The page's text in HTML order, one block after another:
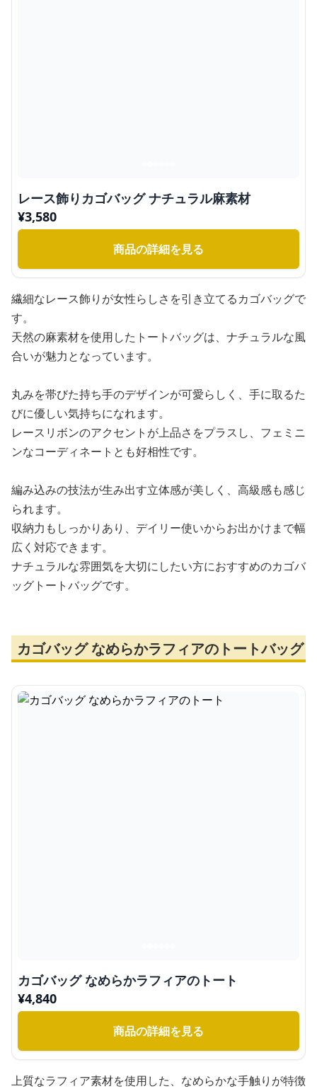
レース飾りカゴバッグ ナチュラル麻素材
¥3,580
商品の詳細を見る
繊細なレース飾りが女性らしさを引き立てるカゴバッグで
す。
天然の麻素材を使用したトートバッグは、ナチュラルな風
合いが魅力となっています。
丸みを帯びた持ち手のデザインが可愛らしく、手に取るた
びに優しい気持ちになれます。
レースリボンのアクセントが上品さをプラスし、フェミニ
ンなコーディネートとも好相性です。
編み込みの技法が生み出す立体感が美しく、高級感も感じ
られます。
収納力もしっかりあり、デイリー使いからお出かけまで幅
広く対応できます。
ナチュラルな雰囲気を大切にしたい方におすすめのカゴバ
ッグトートバッグです。
カゴバッグ なめらかラフィアのトートバッグ
カゴバッグ なめらかラフィアのトート
¥4,840
商品の詳細を見る
上質なラフィア素材を使用した、なめらかな手触りが特徴